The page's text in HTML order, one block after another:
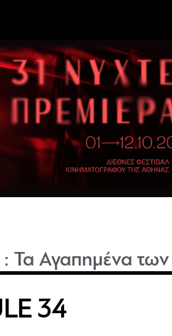
:Τα Αγαπημένα
34